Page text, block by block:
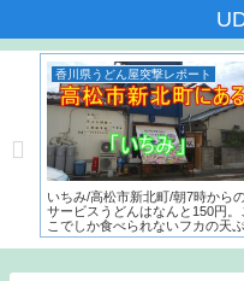
香川県うどん屋突撃レポート
いちみ/高松市新北町/朝7時から
サービスうどんはなんと150円。
こでしか食べられないフカの天
とは？？